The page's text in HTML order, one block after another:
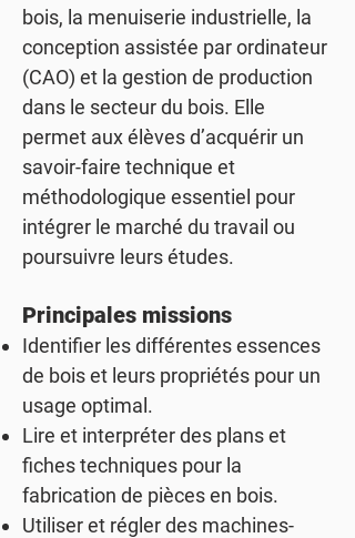
bois, la menuiserie industrielle, la
conception assistée par ordinateur
(CAO) et la gestion de production
dans le secteur du bois. Elle
permet aux élèves d’acquérir un
savoir-faire technique et
méthodologique essentiel pour
intégrer le marché du travail ou
poursuivre leurs études.
Principales missions
Identifier les différentes essences
de bois et leurs propriétés pour un
usage optimal.
Lire et interpréter des plans et
fiches techniques pour la
fabrication de pièces en bois.
Utiliser et régler des machines-